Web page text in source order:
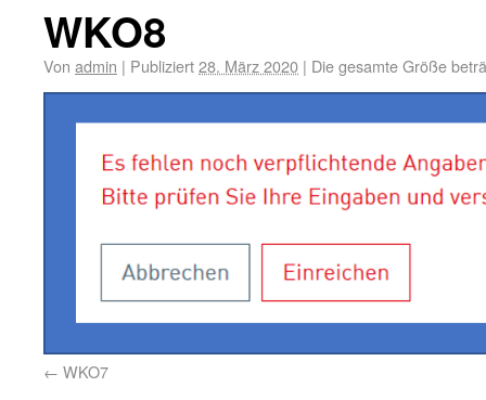
WKO8
Von admin | Publiziert28. März 2020 | Die gesamte Größe
WKO7